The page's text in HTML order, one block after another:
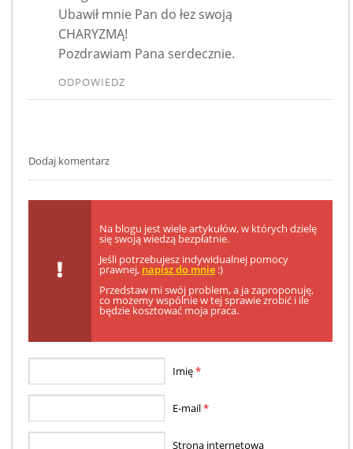
Ubawił mnie Pan do łez swoją
CHARYZMĄ!
Pozdrawiam Pana serdecznie.
ODPOWIEDZ
Dodaj komentarz
Na blogu jest wiele artykułów, w których dzielę
się swoją wiedzą bezpłatnie.
Jeśli potrzebujesz indywidualnej pomocy
prawnej, napisz do mnie :)
Przedstaw mi swój problem, a ja zaproponuję,
co możemy wspólnie w tej sprawie zrobić i ile
będzie kosztować moja praca.
Imię*
E-mail*
Strona internetowa